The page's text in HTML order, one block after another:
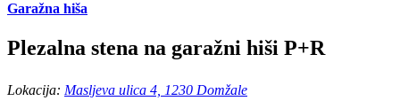
Garažna hiša
Plezalna stena na garažni hiši P+R
Lokacija: Masljeva ulica 4, 1230 Domžale